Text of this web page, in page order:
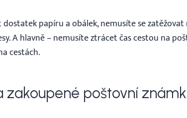
papíru a obálek, nemusíte se
A hlavně – nemusíte ztrácet čas cestou na
cestách.
zakoupené poštovní